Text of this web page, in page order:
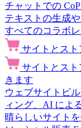
チャットでの
テキストの生成
すべてのコラボ
サイトとスト
サイトとスト
きます
ウェブサイトビ
ィング、AI によ
晴らしいサイト